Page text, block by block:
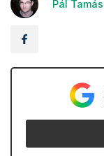
Pál Tamás